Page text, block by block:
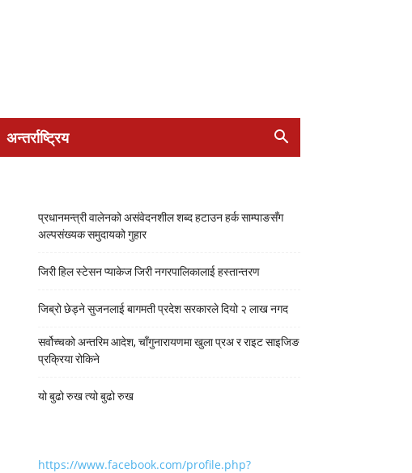
अन्तर्राष्ट्रिय
प्रधानमन्त्री वालेनको असंवेदनशील शब्द हटाउन हर्क साम्पाङसँग
अल्पसंख्यक समुदायको गुहार
जिरी हिल स्टेसन प्याकेज जिरी नगरपालिकालाई हस्तान्तरण
जिब्रो छेड्ने सुजनलाई बागमती प्रदेश सरकारले दियो २ लाख नगद
सर्वोच्चको अन्तरिम आदेश, चाँगुनारायणमा खुला प्रअ र राइट साइजिङ
प्रक्रिया रोकिने
यो बुढो रुख त्यो बुढो रुख
https://www.facebook.com/profile.php?